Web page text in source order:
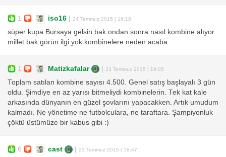
1 iso16 24 Temmuz 2015 | 16:18
süper kupa Bursaya gelsin bak ondan sonra nasıl kombine alıyor
millet bak görün ilgi yok kombinelere neden acaba
1 Matizkafalar 23 Temmuz 2015 | 19:05
Toplam satılan kombine sayısı 4.500. Genel satış başlayalı 3 gün
oldu. Şimdiye en az yarısı bitmeliydi kombinelerin. Tek kat kale
arkasında dünyanın en güzel şovlarını yapacakken. Artık umudum
kalmadı. Ne yönetime ne futbolculara, ne taraftara. Şampiyonluk
çöktü üstümüze bir kabus gibi :)
6 cast 23 Temmuz 2015 | 16:47